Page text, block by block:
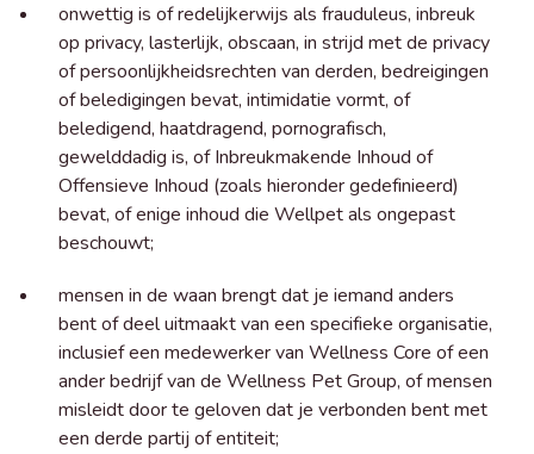
onwettig is of redelijkerwijs als frauduleus, inbreuk
op privacy, lasterlijk, obscaan, in strijd met de privacy
of persoonlijkheidsrechten van derden, bedreigingen
of beledigingen bevat, intimidatie vormt, of
beledigend, haatdragend, pornografisch,
gewelddadig is, of Inbreukmakende Inhoud of
Offensieve Inhoud (zoals hieronder gedefinieerd)
bevat, of enige inhoud die Wellpet als ongepast
beschouwt;
mensen in de waan brengt dat je iemand anders
bent of deel uitmaakt van een specifieke organisatie,
inclusief een medewerker van Wellness Core of een
ander bedrijf van de Wellness Pet Group, of mensen
misleidt door te geloven dat je verbonden bent met
een derde partij of entiteit;